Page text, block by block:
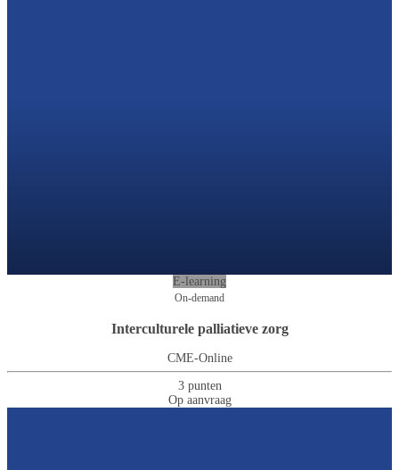
E-learning
On-demand
Interculturele palliatieve zorg
CME-Online
3 punten
Op aanvraag